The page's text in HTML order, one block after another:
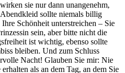
sie nur dann unangenehm,
sollte niemals billig
Schönheit unterstreichen – Sie
sein, aber bitte nicht die
ist wichtig, ebenso sollte
bleiben. Und zum Schluss
Nacht! Glauben Sie mir: Nie
als an dem Tag, an dem Sie